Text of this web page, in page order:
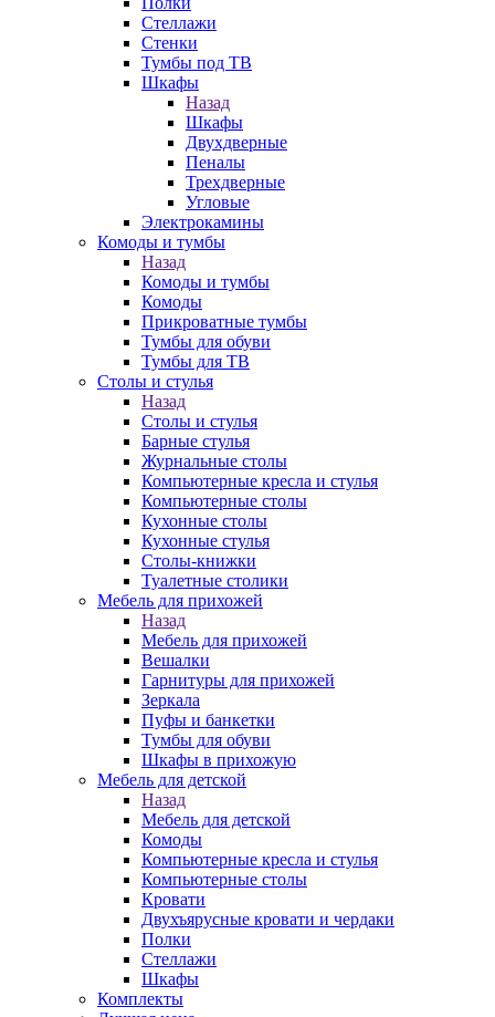
Стеллажи
Стенки
Тумбы под ТВ
Шкафы
Назад
Шкафы
Двухдверные
Пеналы
Трехдверные
Угловые
Электрокамины
Комоды и тумбы
Назад
Комоды и тумбы
Комоды
Прикроватные тумбы
Тумбы для обуви
Тумбы для ТВ
Столы и стулья
Назад
Столы и стулья
Барные стулья
Журнальные столы
Компьютерные кресла и стулья
Компьютерные столы
Кухонные столы
Кухонные стулья
Столы-книжки
Туалетные столики
Мебель для прихожей
Назад
Мебель для прихожей
Вешалки
Гарнитуры для прихожей
Зеркала
Пуфы и банкетки
Тумбы для обуви
Шкафы в прихожую
Мебель для детской
Назад
Мебель для детской
Комоды
Компьютерные кресла и стулья
Компьютерные столы
Кровати
Двухъярусные кровати и чердаки
Полки
Стеллажи
Шкафы
Комплекты